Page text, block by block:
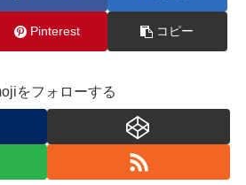
Pinterest コピー
をフォローする